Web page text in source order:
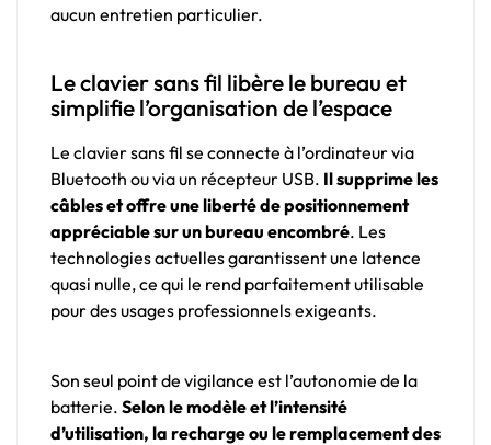
aucun entretien particulier.
Le clavier sans fil libère le bureau et
simplifie l’organisation de l’espace
Le clavier sans fil se connecte à l’ordinateur via
Bluetooth ou via un récepteur USB. Il supprime les
câbles et offre une liberté de positionnement
appréciable sur un bureau encombré. Les
technologies actuelles garantissent une latence
quasi nulle, ce qui le rend parfaitement utilisable
pour des usages professionnels exigeants.
Son seul point de vigilance est l’autonomie de la
batterie. Selon le modèle et l’intensité
d’utilisation, la recharge ou le remplacement des